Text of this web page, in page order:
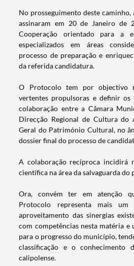
Termo de Pesquisa
Categorias gerais
No prosseguimento deste
assinaram em 20 de Janeiro de
Cooperação orientado para a
especializados em áreas
processo de preparação e
da referida candidatura.
O Protocolo tem por objectivo
vertentes propulsoras e definir os
colaboração entre a Câmara
Direcção Regional de Cultura do
Geral do Património Cultural, no
dossier final do processo de
A colaboração recíproca incidirá
científica na área da salvaguarda
Ora, convém ter em atenção
Protocolo representa mais um
aproveitamento das sinergias
com competências nesta matéria e
para o progresso do município,
classificação e o conhecimento
calipolense.